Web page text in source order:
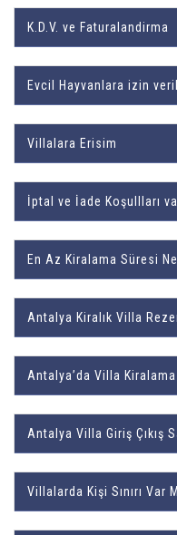
K.D.V. ve Faturalandirma
Evcil Hayvanlara izin
Villalara Erisim
İptal ve İade Koşullları
En Az Kiralama Süresi
Antalya Kiralık Villa
Antalya’da Villa Kiralama
Antalya Villa Giriş Çıkış
Villalarda Kişi Sınırı Var